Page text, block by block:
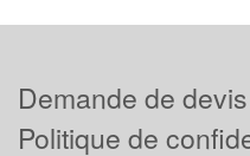
Demande de
Politique de